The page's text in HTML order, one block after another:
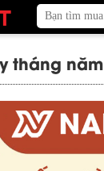
tháng năm